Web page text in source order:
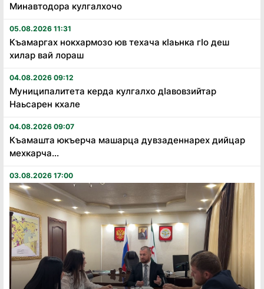
Минавтодора кулгалхочо
05.08.2026 11:31
Къамаргах нокхармозо юв техача кӏаьнка гӏо деш
хилар вай лораш
04.08.2026 09:12
Муниципалитета керда кулгалхо дӏавовзийтар
Наьсарен кхале
04.08.2026 09:07
Къамашта юкъерча машарца дувзаденнарех дийцар
мехкарча...
03.08.2026 17:00